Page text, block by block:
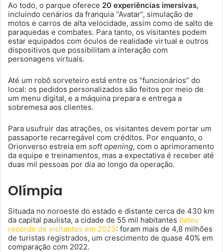
Ao todo, o parque oferece 20 experiências imersivas,
incluindo cenários da franquia “Avatar”, simulação de
motos e carros de alta velocidade, assim como de salto de
paraquedas e combates. Para tanto, os visitantes podem
estar equipados com óculos de realidade virtual e outros
dispositivos que possibilitam a interação com
personagens virtuais.
Até um robô sorveteiro está entre os “funcionários” do
local: os pedidos personalizados são feitos por meio de
um menu digital, e a máquina prepara e entrega a
sobremesa aos clientes.
Para usufruir das atrações, os visitantes devem portar um
passaporte recarregável com créditos. Por enquanto, o
Orionverso estreia em soft opening, com o aprimoramento
da equipe e treinamentos, mas a expectativa é receber até
duas mil pessoas por dia ao longo da operação.
Olímpia
Situada no noroeste do estado e distante cerca de 430 km
da capital paulista, a cidade de 55 mil habitantes bateu
recorde de visitantes em 2023: foram mais de 4,8 milhões
de turistas registrados, um crescimento de quase 40% em
comparação com 2022.